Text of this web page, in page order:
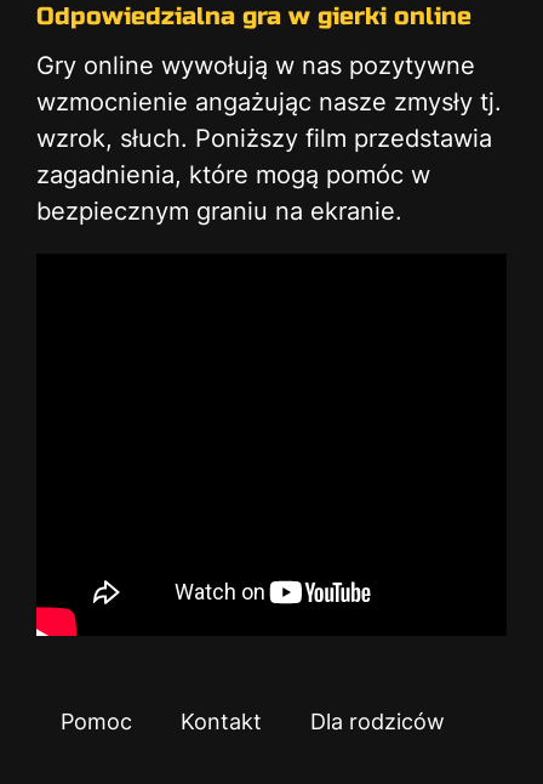
Odpowiedzialna gra w gierki online
Gry online wywołują w nas pozytywne
wzmocnienie angażując nasze zmysły tj.
wzrok, słuch. Poniższy film przedstawia
zagadnienia, które mogą pomóc w
bezpiecznym graniu na ekranie.
Pomoc Kontakt Dla rodziców